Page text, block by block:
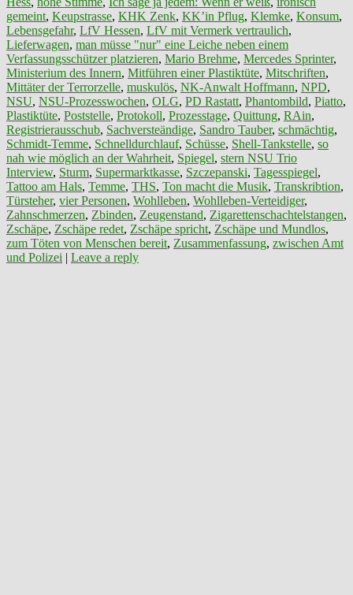
gemeint, Keupstrasse, KHK Zenk, KK’in Pflug, Klemke, Konsum,
Lebensgefahr, LfV Hessen, LfV mit Vermerk vertraulich,
Lieferwagen, man müsse "nur" eine Leiche neben einem
Verfassungsschützer platzieren, Mario Brehme, Mercedes Sprinter,
Ministerium des Innern, Mitführen einer Plastiktüte, Mitschriften,
Mittäter der Terrorzelle, muskulös, NK-Anwalt Hoffmann, NPD,
NSU, NSU-Prozesswochen, OLG, PD Rastatt, Phantombild, Piatto,
Plastiktüte, Poststelle, Protokoll, Prozesstage, Quittung, RAin,
Registrierausschub, Sachversteändige, Sandro Tauber, schmächtig,
Schmidt-Temme, Schnelldurchlauf, Schüsse, Shell-Tankstelle, so
nah wie möglich an der Wahrheit, Spiegel, stern NSU Trio
Interview, Sturm, Supermarktkasse, Szczepanski, Tagesspiegel,
Tattoo am Hals, Temme, THS, Ton macht die Musik, Transkribtion,
Türsteher, vier Personen, Wohlleben, Wohlleben-Verteidiger,
Zahnschmerzen, Zbinden, Zeugenstand, Zigarettenschachtelstangen,
Zschäpe, Zschäpe redet, Zschäpe spricht, Zschäpe und Mundlos,
zum Töten von Menschen bereit, Zusammenfassung, zwischen Amt
und Polizei | Leave a reply